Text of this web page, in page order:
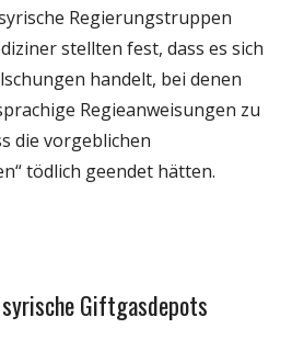
Regierungstruppen
stellten fest, dass es sich
handelt, bei denen
Regieanweisungen zu
die vorgeblichen
tödlich geendet hätten.
Giftgasdepots